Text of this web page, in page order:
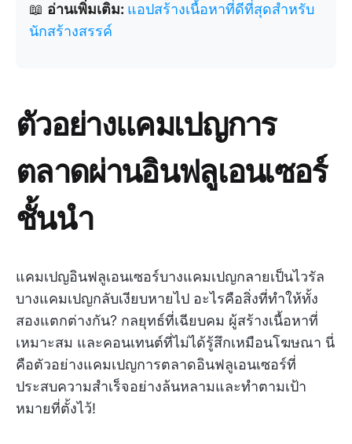
📖 อ่านเพิ่มเติม: แอปสร้างเนื้อหาที่ดีที่สุดสำหรับ
นักสร้างสรรค์
ตัวอย่างแคมเปญการ
ตลาดผ่านอินฟลูเอนเซอร์
ชั้นนำ
แคมเปญอินฟลูเอนเซอร์บางแคมเปญกลายเป็นไวรัล
บางแคมเปญกลับเงียบหายไป อะไรคือสิ่งที่ทำให้ทั้ง
สองแตกต่างกัน? กลยุทธ์ที่เฉียบคม ผู้สร้างเนื้อหาที่
เหมาะสม และคอนเทนต์ที่ไม่ได้รู้สึกเหมือนโฆษณา นี่
คือตัวอย่างแคมเปญการตลาดอินฟลูเอนเซอร์ที่
ประสบความสำเร็จอย่างล้นหลามและทำตามเป้า
หมายที่ตั้งไว้!